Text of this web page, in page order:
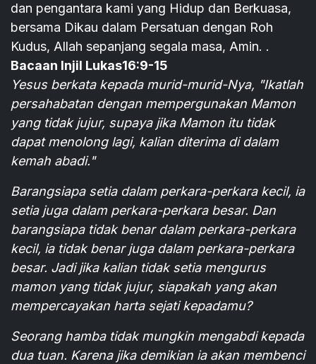
dan pengantara kami yang Hidup dan Berkuasa,
bersama Dikau dalam Persatuan dengan Roh
Kudus, Allah sepanjang segala masa, Amin. .
Bacaan Injil Lukas16:9-15
Yesus berkata kepada murid-murid-Nya, "Ikatlah
persahabatan dengan mempergunakan Mamon
yang tidak jujur, supaya jika Mamon itu tidak
dapat menolong lagi, kalian diterima di dalam
kemah abadi."
Barangsiapa setia dalam perkara-perkara kecil, ia
setia juga dalam perkara-perkara besar. Dan
barangsiapa tidak benar dalam perkara-perkara
kecil, ia tidak benar juga dalam perkara-perkara
besar. Jadi jika kalian tidak setia mengurus
mamon yang tidak jujur, siapakah yang akan
mempercayakan harta sejati kepadamu?
Seorang hamba tidak mungkin mengabdi kepada
dua tuan. Karena jika demikian ia akan membenci